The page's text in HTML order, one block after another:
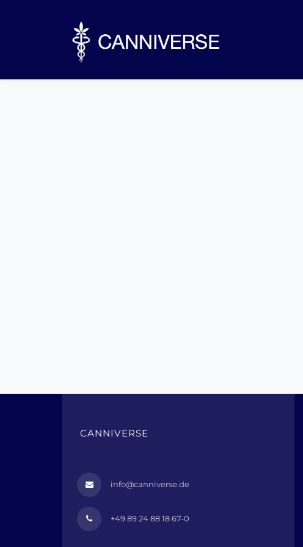
CANNIVERSE
info@canniverse.de
+49 89 24 88 18 67-0